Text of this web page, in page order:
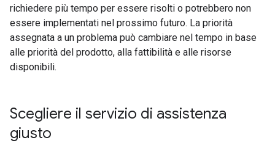
richiedere più tempo per essere risolti o potrebbero non
essere implementati nel prossimo futuro. La priorità
assegnata a un problema può cambiare nel tempo in base
alle priorità del prodotto, alla fattibilità e alle risorse
disponibili.
Scegliere il servizio di assistenza
giusto